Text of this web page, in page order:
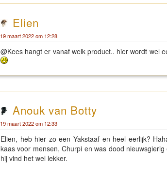
Elien
19 maart 2022 om 12:28
@Kees hangt er vanaf welk product.. hier wordt wel
Anouk van Botty
19 maart 2022 om 12:33
Elien, heb hier zo een Yakstaaf en heel eerlijk?
kaas voor mensen, Churpi en was dood
hij vind het wel lekker.